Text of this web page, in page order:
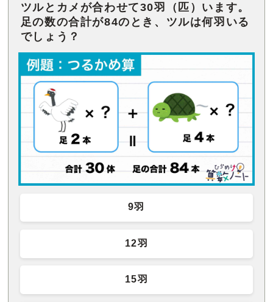
ツルとカメが合わせて30羽（匹）います。
足の数の合計が84のとき、ツルは何羽いる
でしょう？
9羽
12羽
15羽